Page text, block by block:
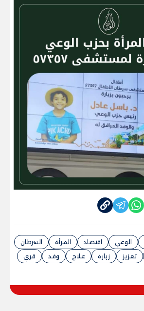
الوعي اقتصاد المرأة
السرطان
تعزيز زيارة علاج وفد
قري